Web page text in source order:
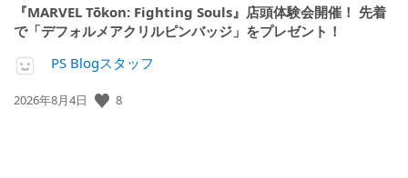
『MARVEL Tōkon: Fighting Souls』店頭体験会開催！ 先着
で「デフォルメアクリルピンバッジ」をプレゼント！
PS Blogスタッフ
公
2026年8月4日 8